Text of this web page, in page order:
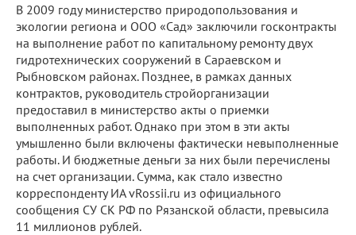
В 2009 году министерство природопользования и
экологии региона и ООО «Сад» заключили госконтракты
на выполнение работ по капитальному ремонту двух
гидротехнических сооружений в Сараевском и
Рыбновском районах. Позднее, в рамках данных
контрактов, руководитель стройорганизации
предоставил в министерство акты о приемки
выполненных работ. Однако при этом в эти акты
умышленно были включены фактически невыполненные
работы. И бюджетные деньги за них были перечислены
на счет организации. Сумма, как стало известно
корреспонденту ИА vRossii.ru из официального
сообщения СУ СК РФ по Рязанской области, превысила
11 миллионов рублей.